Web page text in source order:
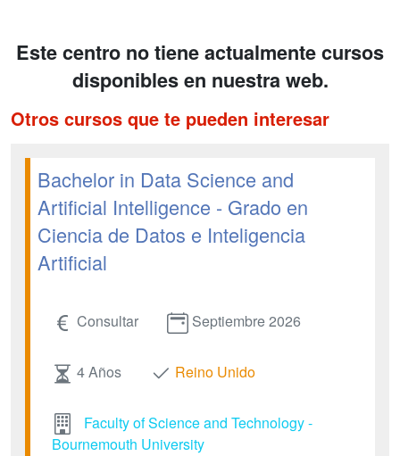
Este centro no tiene actualmente cursos
disponibles en nuestra web.
Otros cursos que te pueden interesar
Bachelor in Data Science and
Artificial Intelligence - Grado en
Ciencia de Datos e Inteligencia
Artificial
Consultar Septiembre 2026
4 Años Reino Unido
Faculty of Science and Technology -
Bournemouth University